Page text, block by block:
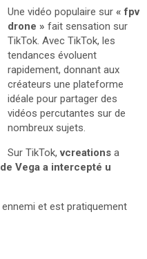
Une vidéo populaire sur « fpv
drone » fait sensation sur
TikTok. Avec TikTok, les
tendances évoluent
rapidement, donnant aux
créateurs une plateforme
idéale pour partager des
vidéos percutantes sur de
nombreux sujets.
Sur TikTok,vcreations a
Vega a intercepté u
et est pratiquement